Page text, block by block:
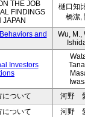
THE JOB
FINDINGS
JAPAN
樋口知
橋潔,
and
Wu, M.,
Investors
について
河野
について
河野